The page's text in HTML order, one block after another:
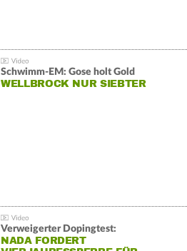
Schwimm-EM: Gose holt Gold
WELLBROCK NUR SIEBTER
Verweigerter Dopingtest:
NADA FORDERT